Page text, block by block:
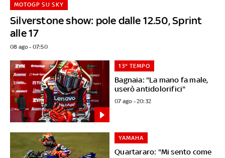
Silverstone show: pole dalle 12.50, Sprint
alle 17
MOTOGP SU SKY
08 ago - 07:50
Bagnaia: "La mano fa male,
userò antidolorifici"
13° TEMPO
07 ago - 20:32
Quartararo: "Mi sento come
YAMAHA